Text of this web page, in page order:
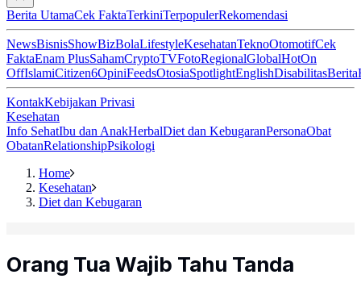
Berita UtamaCek FaktaTerkiniTerpopulerRekomendasi
NewsBisnisShowBizBolaLifestyleKesehatanTeknoOtomotifCek
FaktaEnam PlusSahamCryptoTVFotoRegionalGlobalHotOn
OffIslamiCitizen6OpiniFeedsOtosiaSpotlightEnglishDisabilitasBerita
KontakKebijakan Privasi
Kesehatan
Info SehatIbu dan AnakHerbalDiet dan KebugaranPersonaObat
ObatanRelationshipPsikologi
Home
Kesehatan
Diet dan Kebugaran
Orang Tua Wajib Tahu Tanda